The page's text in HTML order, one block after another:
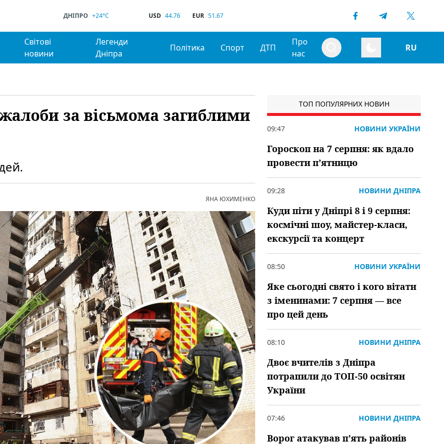
ДНІПРО +24°C USD 44.76 EUR 51.67
Світові
новини
Легенди
Дніпра
Політика Спорт ДТП
Про
нас
RU
за вісьмома загиблими
ЯНА ЮХИМЕНКО
ТОП ПОПУЛЯРНИХ НОВИН
09:47 НОВИНИ УКРАЇНИ
Гороскоп на 7 серпня: як вдало
провести пʼятницю
09:28 НОВИНИ ДНІПРА
Куди піти у Дніпрі 8 і 9 серпня:
космічні шоу, майстер-класи,
екскурсії та концерт
08:50 НОВИНИ УКРАЇНИ
Яке сьогодні свято і кого вітати
з іменинами: 7 серпня — все
про цей день
08:10 НОВИНИ ДНІПРА
Двоє вчителів з Дніпра
потрапили до ТОП-50 освітян
України
07:46 НОВИНИ ДНІПРА
Ворог атакував пʼять районів